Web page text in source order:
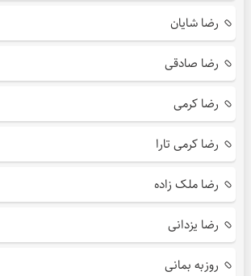
رضا شایان
رضا صادقی
رضا کرمی
رضا کرمی تارا
رضا ملک زاده
رضا یزدانی
روزبه بمانی